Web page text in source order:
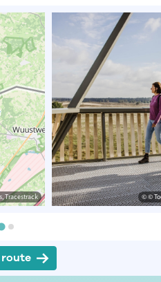
Tracestrack © ©